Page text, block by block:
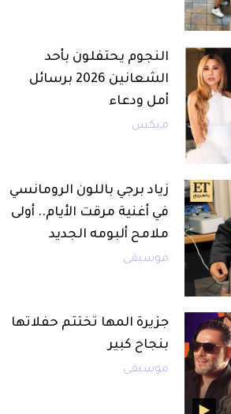
النجوم يحتفلون بأحد
الشعانين 2026 برسائل
أمل ودعاء
ميكس
زياد برجي باللون الرومانسي
في أغنية مرقت الأيام.. أولى
ملامح ألبومه الجديد
موسيقى
جزيرة المها تختتم حفلاتها
بنجاح كبير
موسيقى